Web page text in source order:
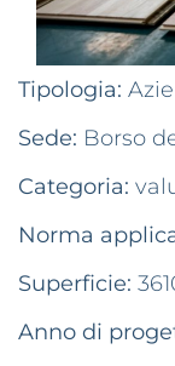
Tipologia:
Sede: Borso
Categoria:
Norma
Superficie:
Anno di